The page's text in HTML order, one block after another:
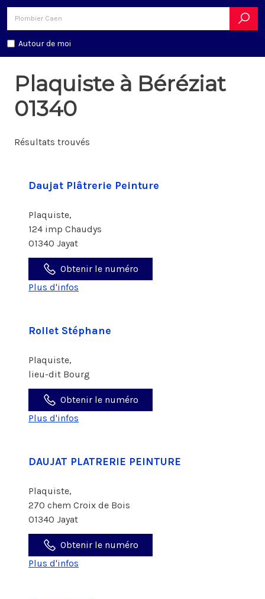
Autour de moi
Plaquiste à Béréziat
01340
Résultats trouvés
Daujat Plâtrerie Peinture
Plaquiste,
124 imp Chaudys
01340 Jayat
Obtenir le numéro
Plus d'infos
Rollet Stéphane
Plaquiste,
lieu-dit Bourg
Obtenir le numéro
Plus d'infos
DAUJAT PLATRERIE PEINTURE
Plaquiste,
270 chem Croix de Bois
01340 Jayat
Obtenir le numéro
Plus d'infos